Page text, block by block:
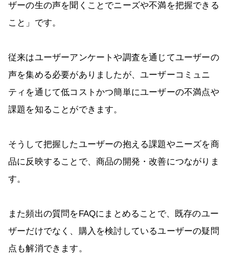
ザーの生の声を聞くことでニーズや不満を把握できる
こと」です。
従来はユーザーアンケートや調査を通じてユーザーの
声を集める必要がありましたが、ユーザーコミュニ
ティを通じて低コストかつ簡単にユーザーの不満点や
課題を知ることができます。
そうして把握したユーザーの抱える課題やニーズを商
品に反映することで、商品の開発・改善につながりま
す。
また頻出の質問をFAQにまとめることで、既存のユー
ザーだけでなく、購入を検討しているユーザーの疑問
点も解消できます。